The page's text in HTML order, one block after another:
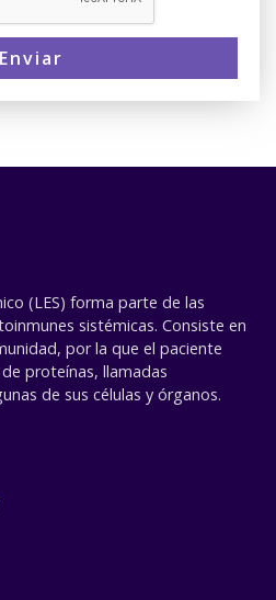
Enviar
(LES) forma parte de las
sistémicas. Consiste en
por la que el paciente
proteínas, llamadas
de sus células y órganos.